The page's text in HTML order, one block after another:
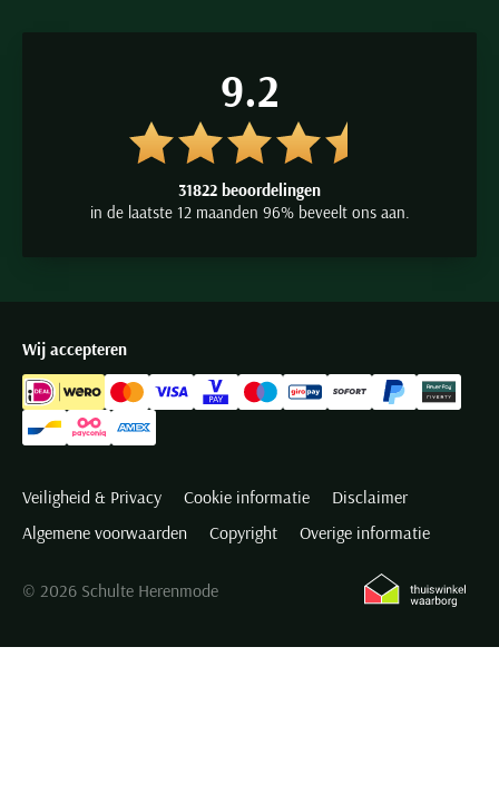
9.2
31822 beoordelingen
in de laatste 12 maanden 96% beveelt ons aan.
Wij accepteren
Veiligheid & Privacy Cookie informatie
Disclaimer
Algemene voorwaarden
Copyright Overige informatie
© 2026 Schulte Herenmode